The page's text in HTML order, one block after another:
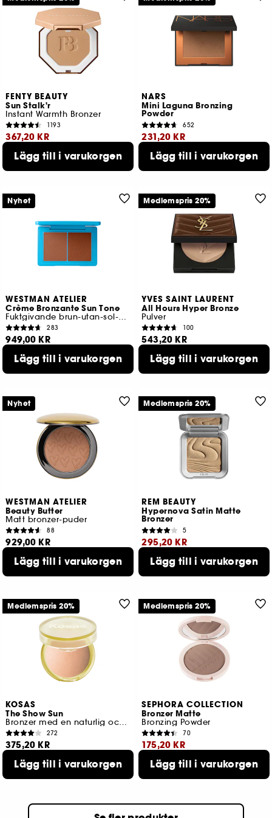
FENTY BEAUTY
Sun Stalk'r
Instant Warmth Bronzer
1193
367,20 KR
Lägsta pris : 459,00 KR
9 tillgängliga färger
Lägg till i varukorgen
NARS
Mini Laguna Bronzing
Powder
652
231,20 KR
Lägsta pris : 289,00 KR
Lägg till i varukorgen
WESTMAN ATELIER
Crème Bronzante Sun Tone
Fuktgivande brun-utan-sol-kräm
283
949,00 KR
Lägg till i varukorgen
Nyhet
YVES SAINT LAURENT
All Hours Hyper Bronze
Pulver
100
543,20 KR
Lägsta pris : 679,00 KR
5 tillgängliga färger
Lägg till i varukorgen
Medlemspris 20%
WESTMAN ATELIER
Beauty Butter
Matt bronzer-puder
88
929,00 KR
Lägg till i varukorgen
Nyhet
REM BEAUTY
Hypernova Satin Matte
Bronzer
5
295,20 KR
Lägsta pris : 369,00 KR
5 tillgängliga färger
Lägg till i varukorgen
Medlemspris 20%
KOSAS
The Show Sun
Bronzer med en naturlig och lysterfull finish
272
375,20 KR
Lägsta pris : 469,00 KR
5 tillgängliga färger
Lägg till i varukorgen
Medlemspris 20%
SEPHORA COLLECTION
Bronzer Matte
Bronzing Powder
70
175,20 KR
Lägsta pris : 219,00 KR
3 tillgängliga färger
Lägg till i varukorgen
Medlemspris 20%